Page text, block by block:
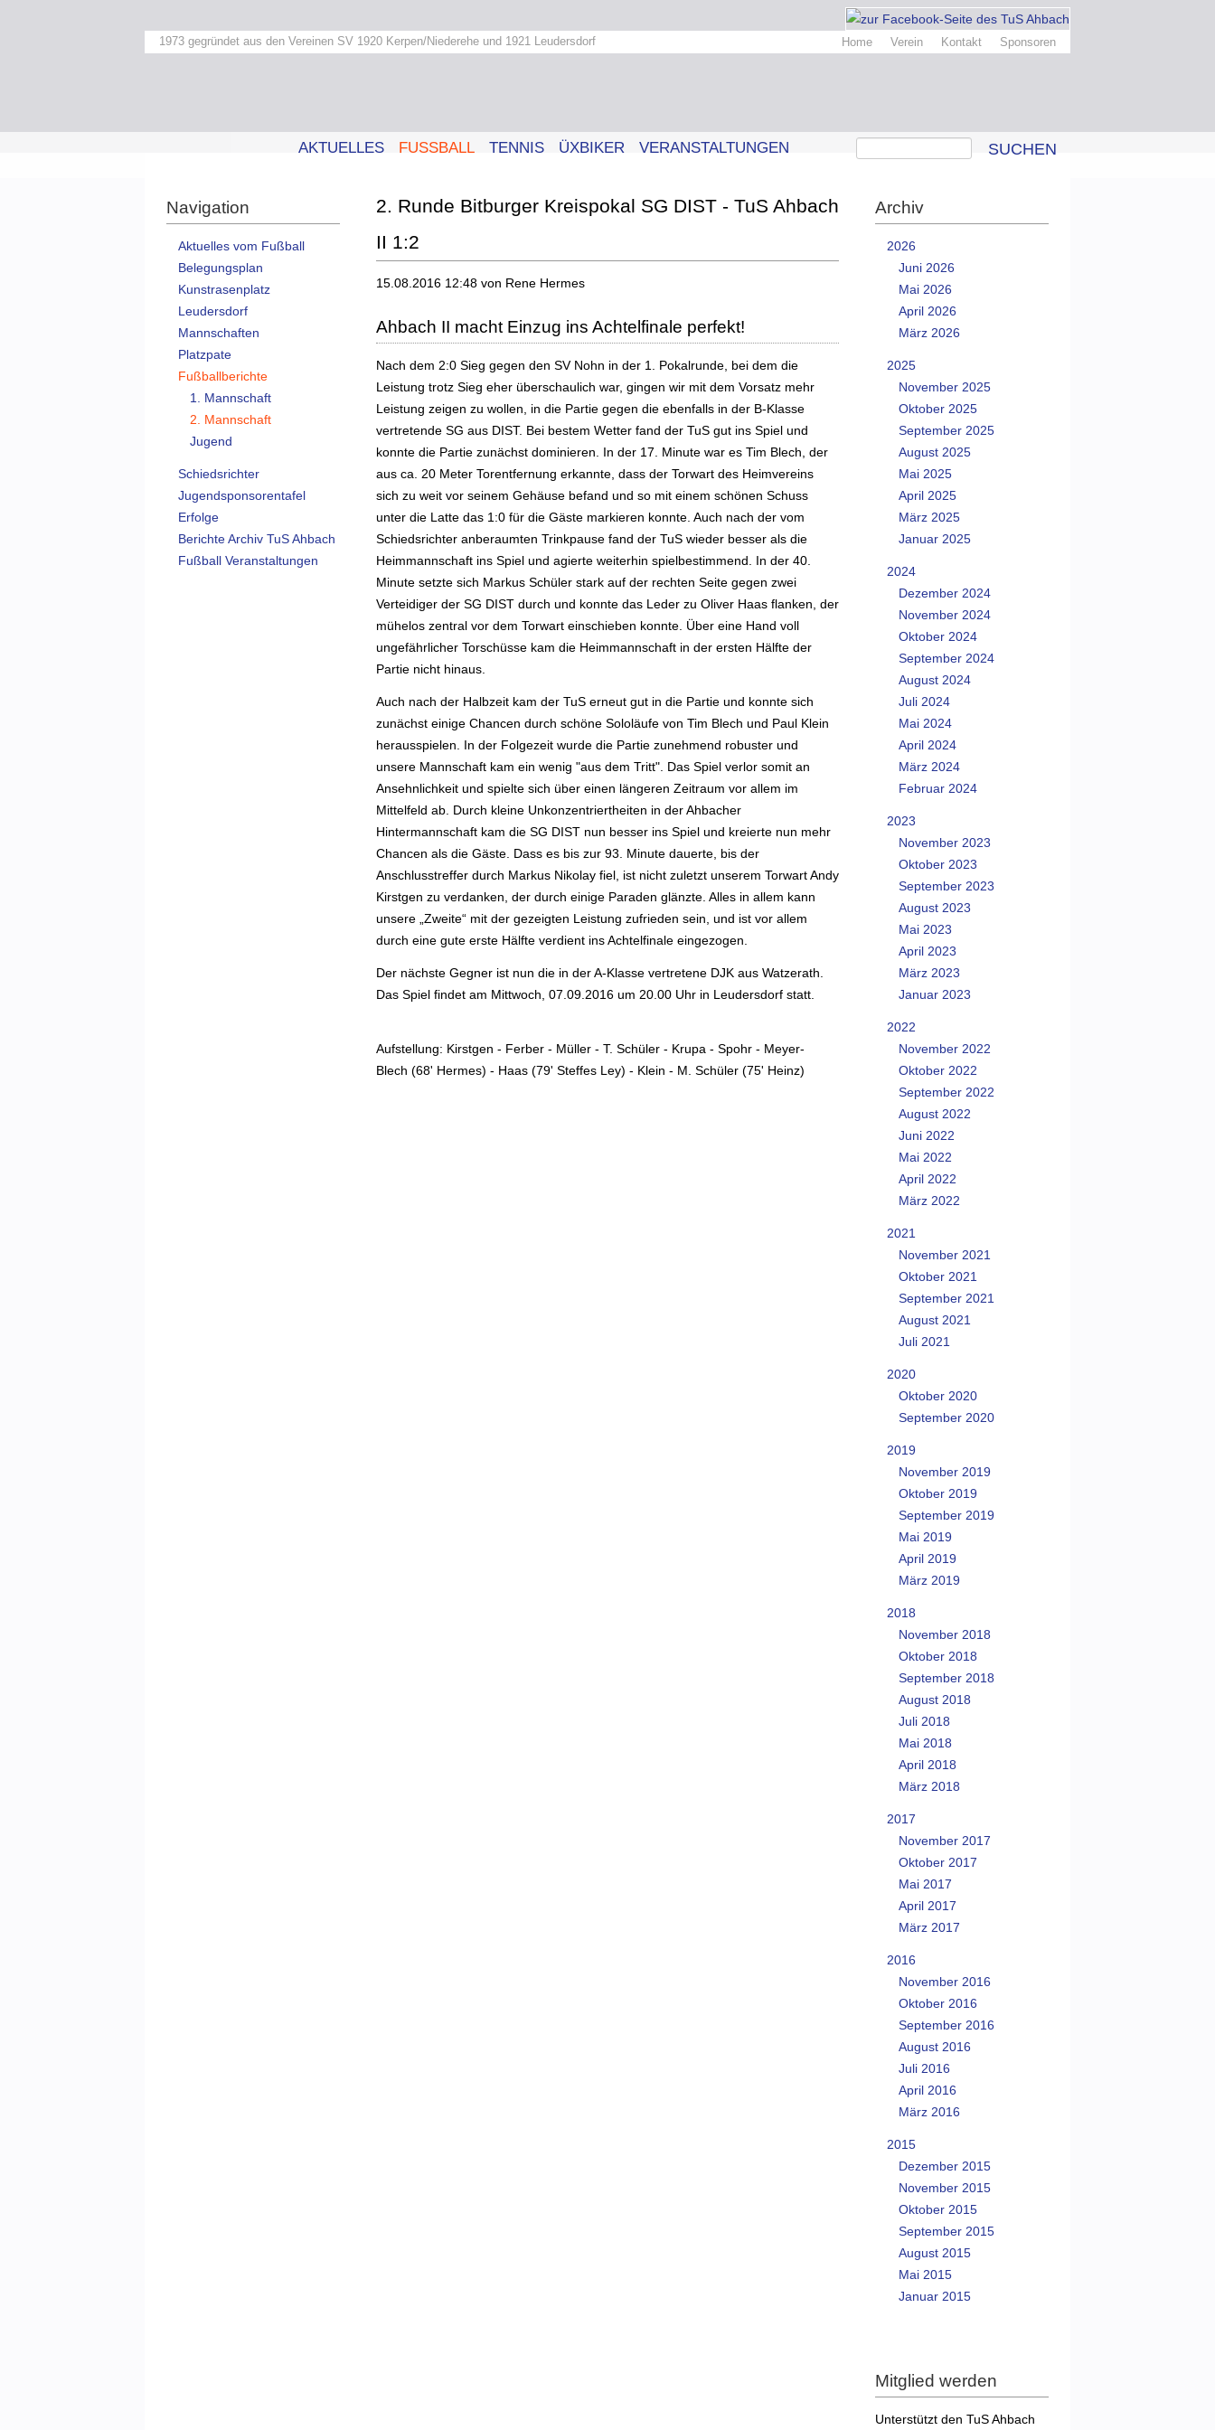
1973 gegründet aus den Vereinen SV 1920 Kerpen/Niederehe und 1921 Leudersdorf Home Verein Kontakt Sponsoren
AKTUELLES FUSSBALL TENNIS ÜXBIKER VERANSTALTUNGEN SUCHEN
2. Runde Bitburger Kreispokal SG DIST - TuS Ahbach
II 1:2
15.08.2016 12:48 von Rene Hermes
Ahbach II macht Einzug ins Achtelfinale perfekt!
Nach dem 2:0 Sieg gegen den SV Nohn in der 1. Pokalrunde, bei dem die
Leistung trotz Sieg eher überschaulich war, gingen wir mit dem Vorsatz mehr
Leistung zeigen zu wollen, in die Partie gegen die ebenfalls in der B-Klasse
vertretende SG aus DIST. Bei bestem Wetter fand der TuS gut ins Spiel und
konnte die Partie zunächst dominieren. In der 17. Minute war es Tim Blech, der
aus ca. 20 Meter Torentfernung erkannte, dass der Torwart des Heimvereins
sich zu weit vor seinem Gehäuse befand und so mit einem schönen Schuss
unter die Latte das 1:0 für die Gäste markieren konnte. Auch nach der vom
Schiedsrichter anberaumten Trinkpause fand der TuS wieder besser als die
Heimmannschaft ins Spiel und agierte weiterhin spielbestimmend. In der 40.
Minute setzte sich Markus Schüler stark auf der rechten Seite gegen zwei
Verteidiger der SG DIST durch und konnte das Leder zu Oliver Haas flanken, der
mühelos zentral vor dem Torwart einschieben konnte. Über eine Hand voll
ungefährlicher Torschüsse kam die Heimmannschaft in der ersten Hälfte der
Partie nicht hinaus.
Auch nach der Halbzeit kam der TuS erneut gut in die Partie und konnte sich
zunächst einige Chancen durch schöne Sololäufe von Tim Blech und Paul Klein
herausspielen. In der Folgezeit wurde die Partie zunehmend robuster und
unsere Mannschaft kam ein wenig "aus dem Tritt". Das Spiel verlor somit an
Ansehnlichkeit und spielte sich über einen längeren Zeitraum vor allem im
Mittelfeld ab. Durch kleine Unkonzentriertheiten in der Ahbacher
Hintermannschaft kam die SG DIST nun besser ins Spiel und kreierte nun mehr
Chancen als die Gäste. Dass es bis zur 93. Minute dauerte, bis der
Anschlusstreffer durch Markus Nikolay fiel, ist nicht zuletzt unserem Torwart Andy
Kirstgen zu verdanken, der durch einige Paraden glänzte. Alles in allem kann
unsere „Zweite“ mit der gezeigten Leistung zufrieden sein, und ist vor allem
durch eine gute erste Hälfte verdient ins Achtelfinale eingezogen.
Der nächste Gegner ist nun die in der A-Klasse vertretene DJK aus Watzerath.
Das Spiel findet am Mittwoch, 07.09.2016 um 20.00 Uhr in Leudersdorf statt.
Aufstellung: Kirstgen - Ferber - Müller - T. Schüler - Krupa - Spohr - Meyer-
Blech (68' Hermes) - Haas (79' Steffes Ley) - Klein - M. Schüler (75' Heinz)
Navigation
Aktuelles vom Fußball
Belegungsplan
Kunstrasenplatz
Leudersdorf
Mannschaften
Platzpate
Fußballberichte
1. Mannschaft
2. Mannschaft
Jugend
Schiedsrichter
Jugendsponsorentafel
Erfolge
Berichte Archiv TuS Ahbach
Fußball Veranstaltungen
Archiv
2026
Juni 2026
Mai 2026
April 2026
März 2026
2025
November 2025
Oktober 2025
September 2025
August 2025
Mai 2025
April 2025
März 2025
Januar 2025
2024
Dezember 2024
November 2024
Oktober 2024
September 2024
August 2024
Juli 2024
Mai 2024
April 2024
März 2024
Februar 2024
2023
November 2023
Oktober 2023
September 2023
August 2023
Mai 2023
April 2023
März 2023
Januar 2023
2022
November 2022
Oktober 2022
September 2022
August 2022
Juni 2022
Mai 2022
April 2022
März 2022
2021
November 2021
Oktober 2021
September 2021
August 2021
Juli 2021
2020
Oktober 2020
September 2020
2019
November 2019
Oktober 2019
September 2019
Mai 2019
April 2019
März 2019
2018
November 2018
Oktober 2018
September 2018
August 2018
Juli 2018
Mai 2018
April 2018
März 2018
2017
November 2017
Oktober 2017
Mai 2017
April 2017
März 2017
2016
November 2016
Oktober 2016
September 2016
August 2016
Juli 2016
April 2016
März 2016
2015
Dezember 2015
November 2015
Oktober 2015
September 2015
August 2015
Mai 2015
Januar 2015
Mitglied werden
Unterstützt den TuS Ahbach